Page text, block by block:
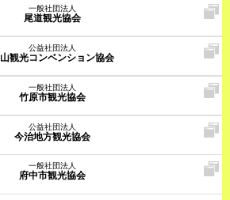
一般社団法人
尾道観光協会
公益社団法人
観光コンベンション協会
一般社団法人
竹原市観光協会
公益社団法人
今治地方観光協会
一般社団法人
府中市観光協会